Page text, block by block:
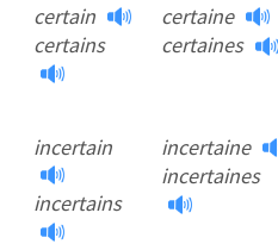
certain
certains
certaine
certaines
incertain
incertains
incertaine
incertaines